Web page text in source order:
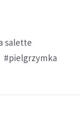
salette
#pielgrzymka